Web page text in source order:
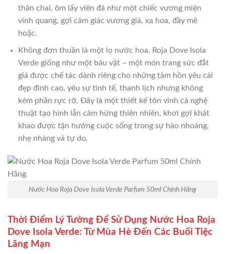
thân chai, ôm lấy viên đá như một chiếc vương miện
vinh quang, gợi cảm giác vương giả, xa hoa, đầy mê
hoặc.
Không đơn thuần là một lọ nước hoa, Roja Dove Isola
Verde giống như một báu vật – một món trang sức đắt
giá được chế tác dành riêng cho những tâm hồn yêu cái
đẹp đỉnh cao, yêu sự tinh tế, thanh lịch nhưng không
kém phần rực rỡ. Đây là một thiết kế tôn vinh cả nghệ
thuật tạo hình lẫn cảm hứng thiên nhiên, khơi gợi khát
khao được tận hưởng cuộc sống trong sự hào nhoáng,
nhẹ nhàng và tự do.
Nước Hoa Roja Dove Isola Verde Parfum 50ml Chính Hãng
Thời Điểm Lý Tưởng Để Sử Dụng Nước Hoa Roja
Dove Isola Verde: Từ Mùa Hè Đến Các Buổi Tiệc
Lãng Mạn